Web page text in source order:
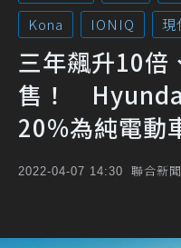
Kona
IONIQ 現
三年飆升10倍
售！
20%為純電動
2022-04-07 14:30 聯合新